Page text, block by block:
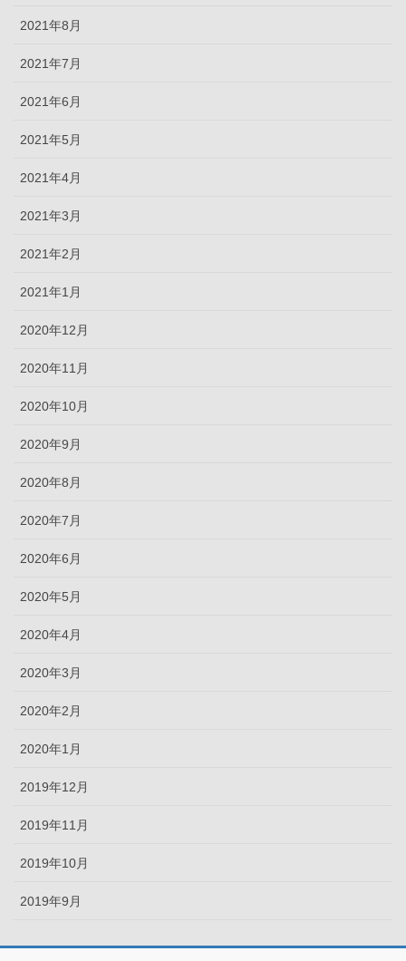
2021年8月
2021年7月
2021年6月
2021年5月
2021年4月
2021年3月
2021年2月
2021年1月
2020年12月
2020年11月
2020年10月
2020年9月
2020年8月
2020年7月
2020年6月
2020年5月
2020年4月
2020年3月
2020年2月
2020年1月
2019年12月
2019年11月
2019年10月
2019年9月